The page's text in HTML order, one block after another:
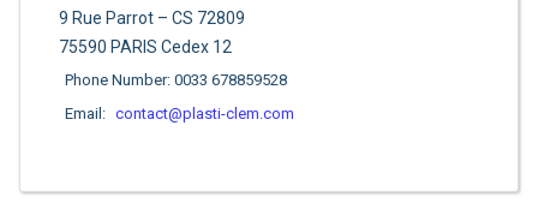
9 Rue Parrot – CS 72809
75590 PARIS Cedex 12
Phone Number: 0033 678859528
Email: contact@plasti-clem.com